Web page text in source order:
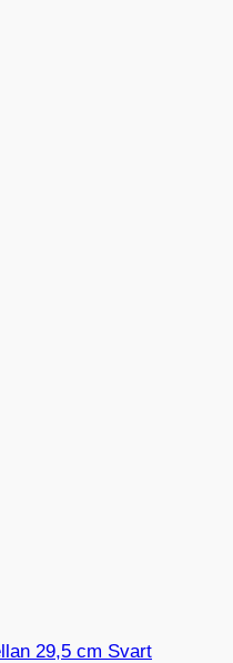
29,5 cm Svart